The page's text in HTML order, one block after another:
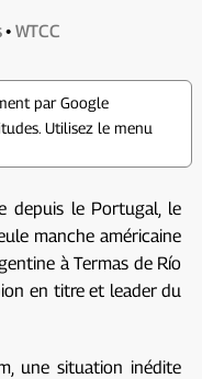
• WTCC
par Google
Utilisez le menu
depuis le Portugal, le
manche américaine
à Termas de Río
en titre et leader du
une situation inédite